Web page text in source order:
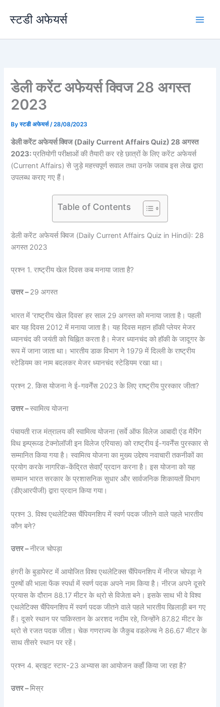
स्टडी अफेयर्स
डेली करेंट अफेयर्स क्विज 28 अगस्त
2023
Byस्टडी अफेयर्स/28/08/2023
डेली करेंट अफेयर्स क्विज (Daily Current Affairs Quiz) 28 अगस्त
2023:प्रतियोगी परीक्षाओं की तैयारी कर रहे छात्रों के लिए करेंट अफेयर्स
(Current Affairs) से जुड़े महत्त्वपूर्ण सवाल तथा उनके जवाब इस लेख द्वारा
उपलब्ध कराए गए हैं।
Table of Contents
डेली करेंट अफेयर्स क्विज (Daily Current Affairs Quiz in Hindi): 28
अगस्त 2023
प्रश्न 1. राष्ट्रीय खेल दिवस कब मनाया जाता है?
उत्तर –29 अगस्त
भारत में ‘राष्ट्रीय खेल दिवस’ हर साल 29 अगस्त को मनाया जाता है। पहली
बार यह दिवस 2012 में मनाया जाता है। यह दिवस महान हॉकी प्लेयर मेजर
ध्यानचंद की जयंती को चिह्नित करता है। मेजर ध्यानचंद को हॉकी के जादूगर के
रूप में जाना जाता था। भारतीय डाक विभाग ने 1979 में दिल्ली के राष्ट्रीय
स्टेडियम का नाम बदलकर मेजर ध्यानचंद स्टेडियम रखा था।
प्रश्न 2. किस योजना ने ई-गवर्नेंस 2023 के लिए राष्ट्रीय पुरस्कार जीता?
उत्तर –स्वामित्व योजना
पंचायती राज मंत्रालय की स्वामित्व योजना (सर्वे ऑफ विलेज आबादी एंड मैपिंग
विथ इम्प्रूव्ड टेक्नोलॉजी इन विलेज एरियास) को राष्ट्रीय ई-गवर्नेंस पुरस्कार से
सम्मानित किया गया है। स्वामित्व योजना का मुख्य उद्देश्य नवाचारी तकनीकों का
प्रयोग करके नागरिक-केंद्रित सेवाएँ प्रदान करना है। इस योजना को यह
सम्मान भारत सरकार के प्रशासनिक सुधार और सार्वजनिक शिकायतों विभाग
(डीएआरपीजी) द्वारा प्रदान किया गया।
प्रश्न 3. विश्व एथलेटिक्स चैंपियनशिप में स्वर्ण पदक जीतने वाले पहले भारतीय
कौन बने?
उत्तर –नीरज चोपड़ा
हंगरी के बुडापेस्ट में आयोजित विश्व एथलेटिक्स चैंपियनशिप में नीरज चोपड़ा ने
पुरुषों की भाला फेंक स्पर्धा में स्वर्ण पदक अपने नाम किया है। नीरज अपने दूसरे
प्रयास के दौरान 88.17 मीटर के थ्रो से विजेता बने। इसके साथ भी वे विश्व
एथलेटिक्स चैंपियनशिप में स्वर्ण पदक जीतने वाले पहले भारतीय खिलाड़ी बन गए
हैं। दूसरे स्थान पर पाकिस्तान के अरशद नदीम रहे, जिन्होंने 87.82 मीटर के
थ्रो से रजत पदक जीता। चेक गणराज्य के जैकुब वडलेज्च ने 86.67 मीटर के
साथ तीसरे स्थान पर रहें।
प्रश्न 4. ब्राइट स्टार-23 अभ्यास का आयोजन कहाँ किया जा रहा है?
उत्तर –मिस्र